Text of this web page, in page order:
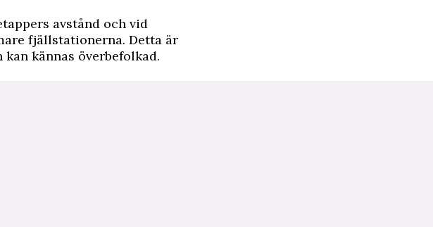
avstånd och vid
fjällstationerna. Detta är
kännas överbefolkad.